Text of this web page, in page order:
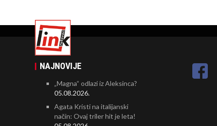
NAJNOVIJE
„Magna“ odlazi iz Aleksinca?
05.08.2026.
Agata Kristi na italijanski
način: Ovaj triler hit je leta!